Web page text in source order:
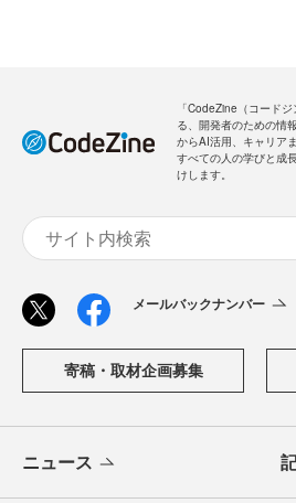
「CodeZine（コード
る、開発者のための情
からAI活用、キャリア
すべての人の学びと成
けします。
メールバックナンバー
寄稿・取材企画募集
ニュース